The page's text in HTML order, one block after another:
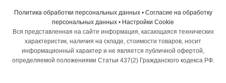
Политика обработки персональных данных• Согласие на обработку
персональных данных • Настройки Cookie
Вся представленная на сайте информация, касающаяся технических
характеристик, наличия на складе, стоимости товаров, носит
информационный характер и не является публичной офертой,
определяемой положениями Статьи 437(2) Гражданского кодекса РФ.